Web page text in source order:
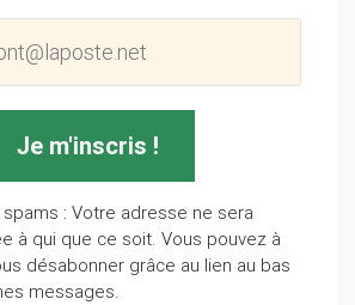
: Votre adresse ne sera
à qui que ce soit. Vous pouvez à
désabonner grâce au lien au bas
messages.